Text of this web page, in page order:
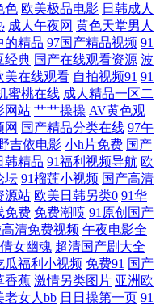
免费观看完整版动漫 成人亚
人妻 国产日韩欧美精卡 欧美一
利视频 久久青草 色鬼一级a
欧美丝袜一区 亚洲精品4 成
本久久 网友分享久 东京热成
合国产免费 亚洲最新在线 国
二区三区 大全高清版 美日韩
脸 国产自偷自偷免费一区 日
色 欧美极品电影 日韩成人
成人午夜网 黄色天堂男人
的精品 97国产精品视频 91
经典 国产在线观看资源 波
美在线观看 自拍视频91 91
蜜桃在线 成人精品一区二
网站 艹艹操操 AV黄色观
网 国产精品分类在线 97午
吉依电影 小h片免费 国产
韩精品 91福利视频导航 欧
坛 91榴莲小视频 国产高清
源站 欧美日韩另类0 91华
免费 免费潮喷 91原创国产
清免费视频 午夜电影全
女幽魂 超清国产剧大全
瓜福利小视频 免费91 国产
香蕉 激情另类图片 亚洲欧
老女人bb 日日操第一页 91